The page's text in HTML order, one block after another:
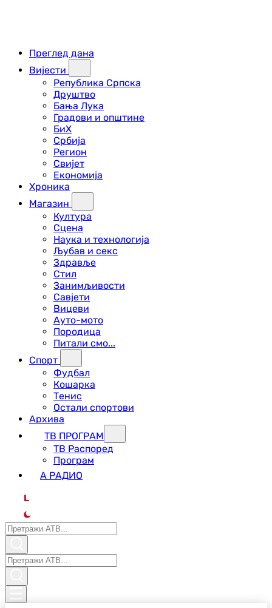
Преглед дана
Вијести
Република Српска
Друштво
Бања Лука
Градови и општине
БиХ
Србија
Регион
Свијет
Економија
Хроника
Магазин
Култура
Сцена
Наука и технологија
Љубав и секс
Здравље
Стил
Занимљивости
Савјети
Вицеви
Ауто-мото
Породица
Питали смо...
Спорт
Фудбал
Кошарка
Тенис
Остали спортови
Архива
ТВ ПРОГРАМ
ТВ Распоред
Програм
А РАДИО
L